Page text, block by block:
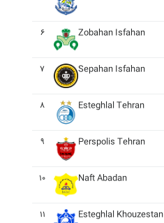
۶ Zobahan Isfahan
۷ Sepahan Isfahan
۸ Esteghlal Tehran
۹ Perspolis Tehran
۱۰ Naft Abadan
۱۱ Esteghlal Khouzestan